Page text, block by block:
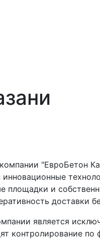
"ЕвроБетон
инновационные
площадки и
доставки
является
контролирование